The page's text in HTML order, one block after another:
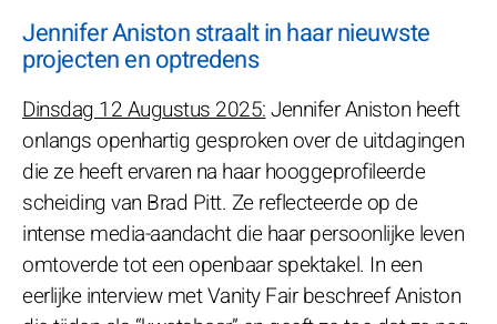
Jennifer Aniston straalt in haar nieuwste
projecten en optredens
Dinsdag 12 Augustus 2025:Jennifer Aniston heeft
onlangs openhartig gesproken over de uitdagingen
die ze heeft ervaren na haar hooggeprofileerde
scheiding van Brad Pitt. Ze reflecteerde op de
intense media-aandacht die haar persoonlijke leven
omtoverde tot een openbaar spektakel. In een
eerlijke interview met Vanity Fair beschreef Aniston